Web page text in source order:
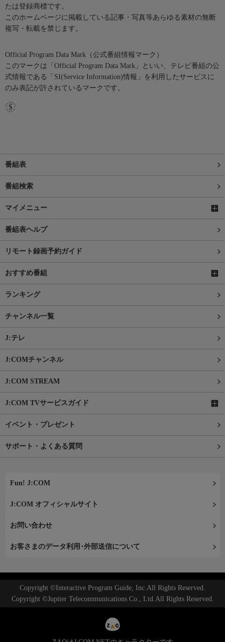
たは登録商標です。
このホームページに掲載している記事・写真等あらゆる素材の無断
複写・転載を禁じます。
Official Program Data Mark（公式番組情報マーク）
このマークは「Official Program Data Mark」といい、テレビ番組の公
式情報である「SI(Service Information)情報」を利用したサービスに
のみ表記が許されているマークです。
番組表
番組検索
マイメニュー
番組表ヘルプ
リモート録画予約ガイド
おすすめ番組
ランキング
チャンネル一覧
J:テレ
J:COMチャンネル
J:COM STREAM
J:COM TVサービスガイド
イベント・プレゼント
サポート・よくある質問
Fun! J:COM
J:COM オフィシャルサイト
お問い合わせ
お客さまのデータ利用･外部送信について
Copyright ©Interactive Program Guide, Inc.All Rights Reserved.
Copyright ©Jupiter Telecommunications Co., Ltd.All Rights Reserved.